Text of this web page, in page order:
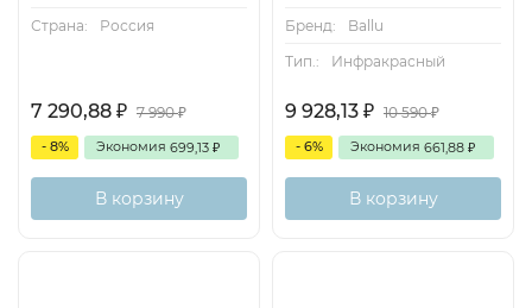
Страна:
Россия
7 290,88 ₽ 7 990₽
- 8% Экономия 699,13 ₽
В корзину
Бренд:
Ballu
Тип.:
Инфракрасный
9 928,13 ₽ 10 590₽
- 6% Экономия 661,88 ₽
В корзину